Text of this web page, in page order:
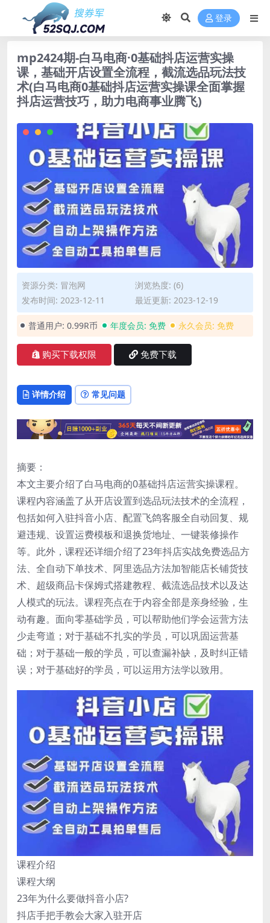
登录
mp2424期-白马电商·0基础抖店运营实操
课，基础开店设置全流程，截流选品玩法技
术(白马电商0基础抖店运营实操课全面掌握
抖店运营技巧，助力电商事业腾飞)
资源分类: 冒泡网
浏览热度: (6)
发布时间: 2023-12-11
最近更新: 2023-12-19
普通用户: 0.99R币 年度会员: 免费 永久会员: 免费
购买下载权限 免费下载
详情介绍 常见问题
摘要：
本文主要介绍了白马电商的0基础抖店运营实操课程。
课程内容涵盖了从开店设置到选品玩法技术的全流程，
包括如何入驻抖音小店、配置飞鸽客服全自动回复、规
避违规、设置运费模板和退换货地址、一键装修操作
等。此外，课程还详细介绍了23年抖店实战免费选品方
法、全自动下单技术、阿里选品方法加智能店长铺货技
术、超级商品卡保姆式搭建教程、截流选品技术以及达
人模式的玩法。课程亮点在于内容全部是亲身经验，生
动有趣。面向零基础学员，可以帮助他们学会运营方法
少走弯道；对于基础不扎实的学员，可以巩固运营基
础；对于基础一般的学员，可以查漏补缺，及时纠正错
误；对于基础好的学员，可以运用方法学以致用。
课程介绍
课程大纲
23年为什么要做抖音小店?
抖店手把手教会大家入驻开店